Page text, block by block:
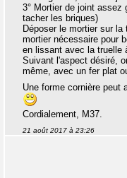
3° Mortier de joint assez
tacher les briques)
Déposer le mortier sur
mortier nécessaire pour
en lissant avec la truelle
Suivant l'aspect désiré,
même, avec un fer plat
Une forme cornière peut
Cordialement, M37.
21 août 2017 à 23:26